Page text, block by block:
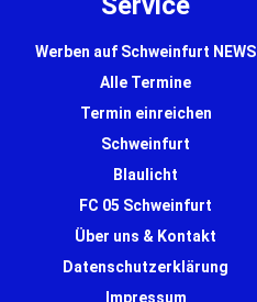
Werben auf Schweinfurt NEWS
Alle Termine
Termin einreichen
Schweinfurt
Blaulicht
FC 05 Schweinfurt
Über uns & Kontakt
Datenschutzerklärung
Impressum